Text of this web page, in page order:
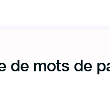
de mots de